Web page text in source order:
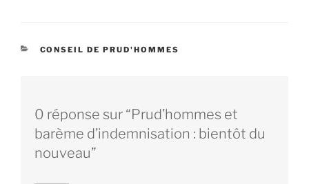
CATÉGORIES
CONSEIL DE PRUD'HOMMES
0 réponse sur “Prud’hommes et
barème d’indemnisation : bientôt du
nouveau”